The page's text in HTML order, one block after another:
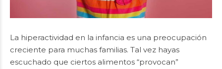
La hiperactividad en la infancia es una preocupación
creciente para muchas familias. Tal vez hayas
escuchado que ciertos alimentos “provocan”